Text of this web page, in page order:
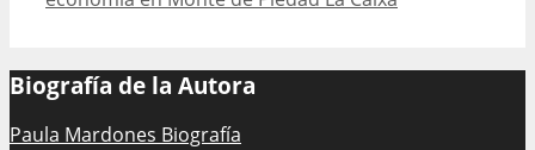
Biografía de la Autora
Paula Mardones Biografía